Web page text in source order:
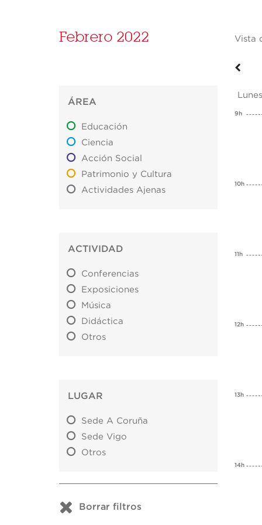
Febrero 2022 Vista
ÁREA
Educación
Ciencia
Acción Social
Patrimonio y Cultura
Actividades Ajenas
ACTIVIDAD
Conferencias
Exposiciones
Música
Didáctica
Otros
LUGAR
Sede A Coruña
Sede Vigo
Otros
Borrar filtros
9h
10h
11h
12h
13h
14h